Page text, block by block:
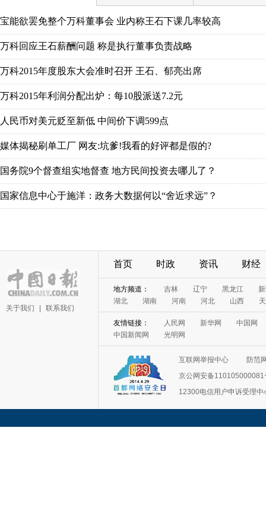
宝能欲罢免整个万科董事会 业内称王石下课几率较高
万科回应王石薪酬问题 称是执行董事负责战略
万科2015年度股东大会准时召开 王石、郁亮出席
万科2015年利润分配出炉：每10股派送7.2元
人民币对美元贬至新低 中间价下调599点
媒体揭秘刷单工厂 网友:坑爹!我看的好评都是假的?
国务院9个督查组实地督查 地方民间投资去哪儿了？
国家信息中心于施洋：政务大数据何以“舍近求远”？
关于我们 联系我们
首页 时政 资讯 财经
地方频道： 吉林 辽宁 黑龙江
湖北
湖南 河南 河北 山西
友情链接： 人民网 新华网
中国网
中国新闻网
光明网
互联网举报中心
防范
京公网安备110105000081
12300电信用户申诉受理中